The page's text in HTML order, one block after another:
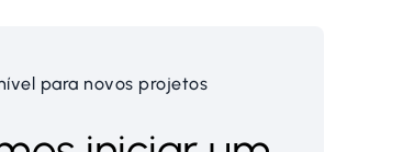
para novos projetos